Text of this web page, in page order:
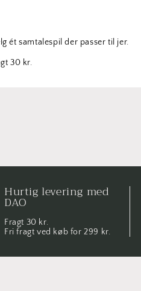
ét samtalespil der passer til jer.
30 kr.
Hurtig levering med
DAO
Fragt 30 kr.
Fri fragt ved køb for 299 kr.